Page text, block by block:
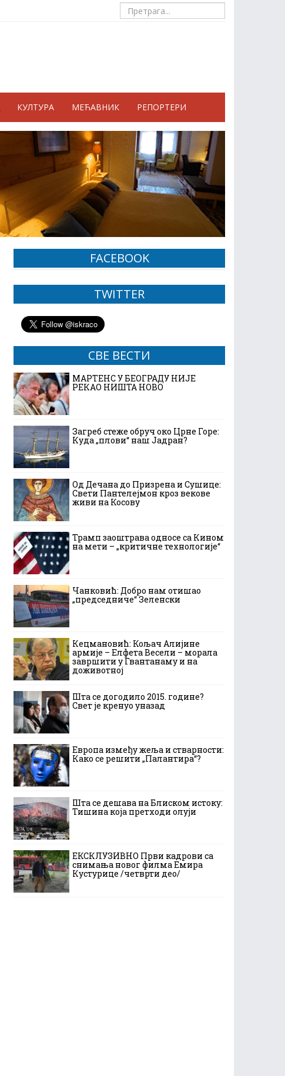
КУЛТУРА МЕЋАВНИК РЕПОРТЕРИ
FACEBOOK
TWITTER
СВЕ ВЕСТИ
МАРТЕНС У БЕОГРАДУ НИЈЕ
РЕКАО НИШТА НОВО
Загреб стеже обруч око Црне Горе:
Куда „плови“ наш Јадран?
Од Дечана до Призрена и Сушице:
Свети Пантелејмон кроз векове
живи на Косову
Трамп заоштрава односе са Кином
на мети – „критичне технологије“
Чанковић: Добро нам отишао
„председниче“ Зеленски
Кецмановић: Кољач Алијине
армије – Елфета Весели – морала
завршити у Гвантанаму и на
доживотној
Шта се догодило 2015. године?
Свет је кренуо уназад
Европа између жеља и стварности:
Како се решити „Палантира“?
Шта се дешава на Блиском истоку:
Тишина која претходи олуји
ЕКСКЛУЗИВНО Први кадрови са
снимања новог филма Емира
Кустурице /четврти део/